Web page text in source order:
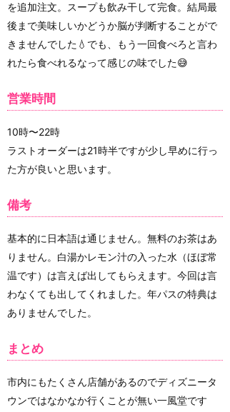
を追加注文。スープも飲み干して完食。結局最
後まで美味しいかどうか脳が判断することがで
きませんでした💧でも、もう一回食べろと言わ
れたら食べれるなって感じの味でした😅
営業時間
10時〜22時
ラストオーダーは21時半ですが少し早めに行っ
た方が良いと思います。
備考
基本的に日本語は通じません。無料のお茶はあ
りません。白湯かレモン汁の入った水（ほぼ常
温です）は言えば出してもらえます。今回は言
わなくても出してくれました。年パスの特典は
ありませんでした。
まとめ
市内にもたくさん店舗があるのでディズニータ
ウンではなかなか行くことが無い一風堂です